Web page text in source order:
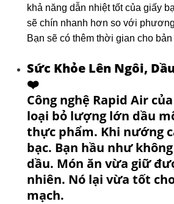
khả năng dẫn nhiệt tốt của giấy
sẽ chín nhanh hơn so với
Bạn sẽ có thêm thời gian cho
Sức Khỏe Lên Ngôi,
❤️
Công nghệ Rapid Air
loại bỏ lượng lớn dầu
thực phẩm. Khi nướng
bạc. Bạn hầu như
dầu. Món ăn vừa giữ
nhiên. Nó lại vừa tốt
mạch.